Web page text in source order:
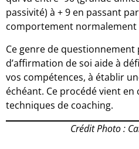
passivité) à + 9 en passant
comportement normalement
Ce genre de
d’affirmation de soi aide à
vos compétences, à établir
échéant. Ce procédé vient en
techniques de coaching.
Crédit Photo :